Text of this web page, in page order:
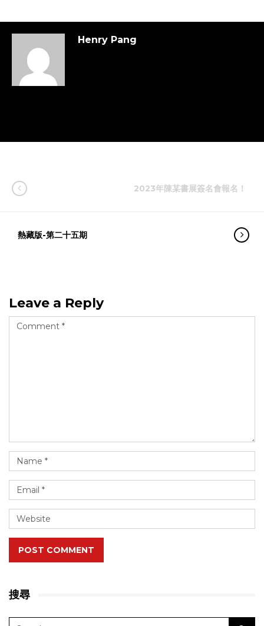
Henry Pang
2023年陳某書展簽名會報名！
熱藏版-第二十五期
Leave a Reply
POST COMMENT
搜尋